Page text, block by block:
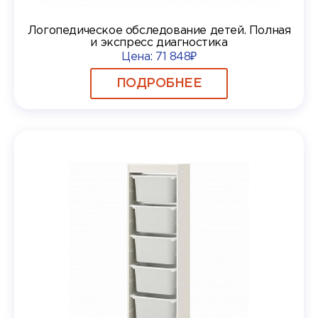
Логопедическое обследование детей. Полная
и экспресс диагностика
Цена: 71 848₽
ПОДРОБНЕЕ